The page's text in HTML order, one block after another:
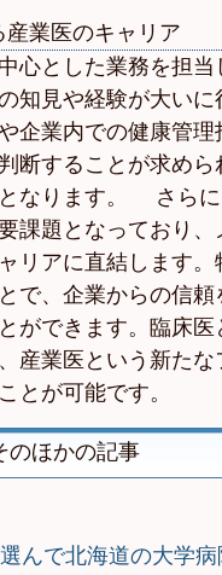
業医のキャリア
心とした業務を担
知見や経験が大い
企業内での健康管
断することが求め
なります。 さら
課題となっており
リアに直結します
で、企業からの信
ができます。臨床
産業医という新た
とが可能です。
のほかの記事
んで北海道の大学